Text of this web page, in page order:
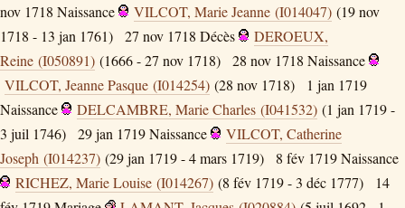
nov 1718 Naissance VILCOT, Marie Jeanne (I014047) (19 nov
1718 - 13 jan 1761)
27 nov 1718 Décès
DEROEUX,
Reine (I050891) (1666 - 27 nov 1718) 28 nov 1718 Naissance
VILCOT, Jeanne Pasque (I014254) (28 nov 1718)
1 jan 1719
Naissance
DELCAMBRE, Marie Charles (I041532) (1 jan 1719 -
3 juil 1746)
29 jan 1719Naissance
VILCOT, Catherine
Joseph (I014237) (29 jan 1719 - 4 mars 1719) 8 fév 1719Naissance
RICHEZ, Marie Louise (I014267) (8 fév 1719 - 3 déc 1777)
14